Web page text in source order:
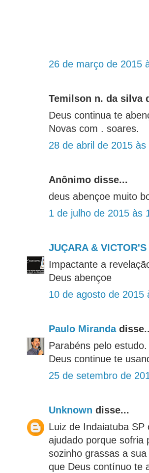
26 de março de 2015
Temilson n. da silva
Deus continua te
Novas com . soares.
28 de abril de 2015 às
Anônimo disse...
deus abençoe muito
1 de julho de 2015 às
JUÇARA &
Impactante a
Deus abençoe
10 de agosto de 2015
Paulo Miranda
Parabéns pelo
Deus continue te
25 de setembro de
Unknown disse...
Luiz de Indaiatuba
ajudado porque sofria
sozinho grassas a
que Deus contínuo te